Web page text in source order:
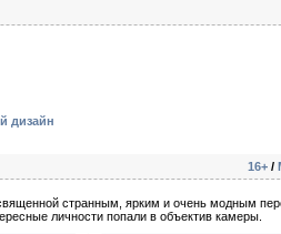
дизайн
16+ /
странным, ярким и очень модным
личности попали в объектив камеры.